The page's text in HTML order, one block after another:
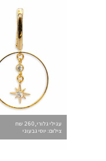
עגילי גלורי,260 שח
צילום: יוסי גבעוני